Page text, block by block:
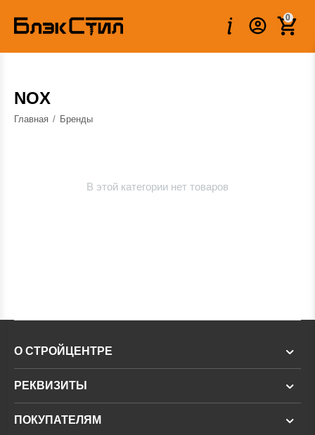
0
NOX
Главная / Бренды
В этой категории нет товаров
О СТРОЙЦЕНТРЕ
РЕКВИЗИТЫ
ПОКУПАТЕЛЯМ